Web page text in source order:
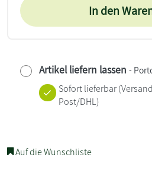
In den
Artikel liefern lassen -
Sofort lieferbar
Post/DHL)
Auf die Wunschliste